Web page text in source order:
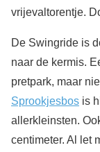
vrijevaltorentje.
De Swingride is
naar de kermis.
pretpark, maar
Sprookjesbos is
allerkleinsten.
centimeter. Al let